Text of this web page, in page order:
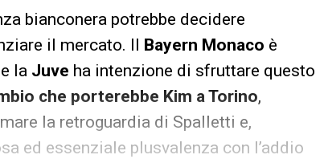
bianconera potrebbe decidere
il mercato. Il Bayern Monaco è
la Juve ha intenzione di sfruttare questo
che porterebbe Kim a Torino,
la retroguardia di Spalletti e,
ed essenziale plusvalenza con l’addio